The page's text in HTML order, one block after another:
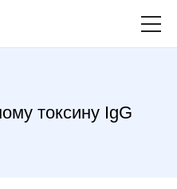
токсину IgG